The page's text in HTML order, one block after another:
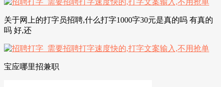
关于网上的打字员招聘,什么打字1000字30元是真的吗 有真的
吗 好,还
宝应哪里招兼职